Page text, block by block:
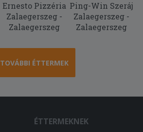
Ernesto Pizzéria
Zalaegerszeg -
Zalaegerszeg
Ping-Win Szeráj
Zalaegerszeg -
Zalaegerszeg
TOVÁBBI ÉTTERMEK
ÉTTERMEKNEK